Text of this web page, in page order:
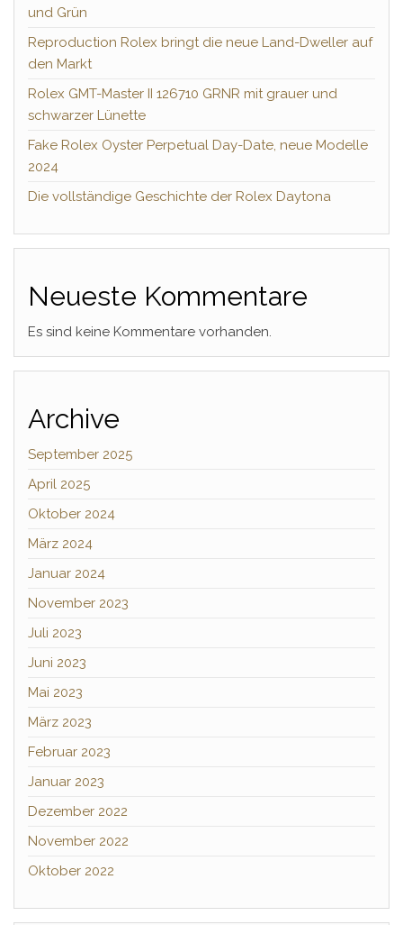
und Grün
Reproduction Rolex bringt die neue Land-Dweller auf
den Markt
Rolex GMT-Master II 126710 GRNR mit grauer und
schwarzer Lünette
Fake Rolex Oyster Perpetual Day-Date, neue Modelle
2024
Die vollständige Geschichte der Rolex Daytona
Neueste Kommentare
Es sind keine Kommentare vorhanden.
Archive
September 2025
April 2025
Oktober 2024
März 2024
Januar 2024
November 2023
Juli 2023
Juni 2023
Mai 2023
März 2023
Februar 2023
Januar 2023
Dezember 2022
November 2022
Oktober 2022